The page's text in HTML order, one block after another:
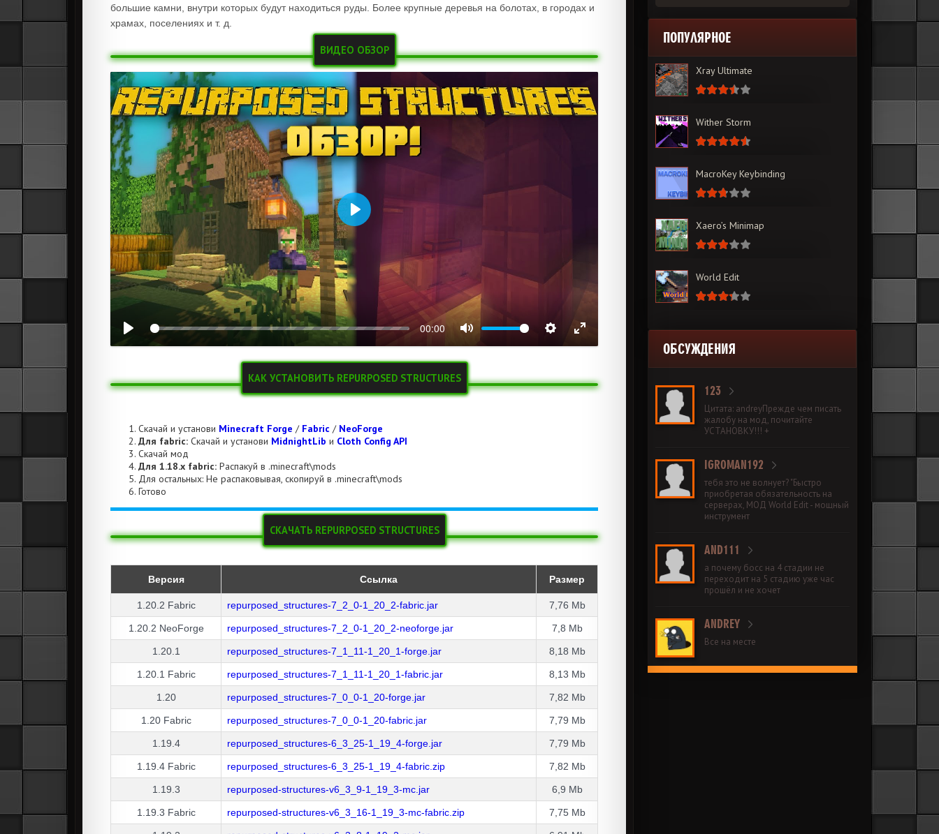
большие камни, внутри которых будут находиться руды. Более крупные деревья на болотах, в городах и
храмах, поселениях и т. д.
ВИДЕО ОБЗОР
00:00
Воспроизвести
КАК УСТАНОВИТЬ REPURPOSED STRUCTURES
Скачай и установи Minecraft Forge / Fabric / NeoForge
Для fabric: Скачай и установи MidnightLib и Cloth Config API
Скачай мод
Для 1.18.x fabric: Распакуй в .minecraft\mods
Для остальных: Не распаковывая, скопируй в .minecraft\mods
Готово
СКАЧАТЬ REPURPOSED STRUCTURES
Версия Ссылка Размер
1.20.2 Fabric repurposed_structures-7_2_0-1_20_2-fabric.jar 7,76 Mb
1.20.2 NeoForge repurposed_structures-7_2_0-1_20_2-neoforge.jar 7,8 Mb
1.20.1 repurposed_structures-7_1_11-1_20_1-forge.jar 8,18 Mb
1.20.1 Fabric repurposed_structures-7_1_11-1_20_1-fabric.jar 8,13 Mb
1.20 repurposed_structures-7_0_0-1_20-forge.jar 7,82 Mb
1.20 Fabric repurposed_structures-7_0_0-1_20-fabric.jar 7,79 Mb
1.19.4 repurposed_structures-6_3_25-1_19_4-forge.jar 7,79 Mb
1.19.4 Fabric repurposed_structures-6_3_25-1_19_4-fabric.zip 7,82 Mb
1.19.3 repurposed-structures-v6_3_9-1_19_3-mc.jar 6,9 Mb
1.19.3 Fabric repurposed-structures-v6_3_16-1_19_3-mc-fabric.zip 7,75 Mb
ПОПУЛЯРНОЕ
Xray Ultimate
Wither Storm
MacroKey Keybinding
Xaero’s Minimap
World Edit
ОБСУЖДЕНИЯ
123
Цитата: andreyПрежде чем писать
жалобу на мод, почитайте
УСТАНОВКУ!!! +
IGROMAN192
тебя это не волнует? "Быстро
приобретая обязательность на
серверах, МОД World Edit - мощный
инструмент
AND111
а почему босс на 4 стадии не
переходит на 5 стадию уже час
прошёл и не хочет
ANDREY
Все на месте